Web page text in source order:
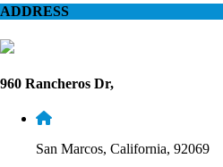
ADDRESS
960 Rancheros Dr,
San Marcos, California, 92069